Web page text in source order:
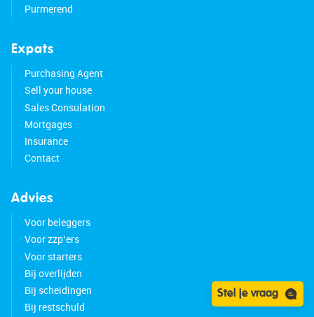
Purmerend
Expats
Purchasing Agent
Sell your house
Sales Consulation
Mortgages
Insurance
Contact
Advies
Voor beleggers
Voor zzp’ers
Voor starters
Bij overlijden
Bij scheidingen
Bij restschuld
Stel je vraag